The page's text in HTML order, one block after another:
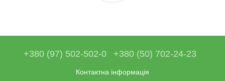
+380 (97) 502-502-0 +380 (50) 702-24-23
Контактна інформація